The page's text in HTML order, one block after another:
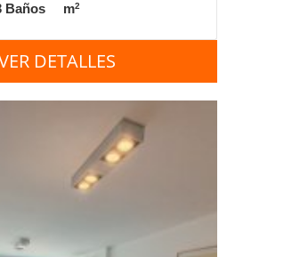
Baños m2
DETALLES